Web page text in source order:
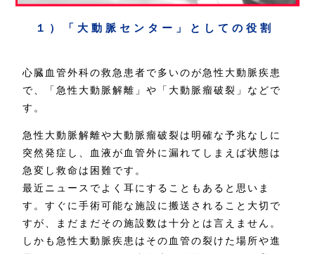
１）「大動脈センター」としての役割
心臓血管外科の救急患者で多いのが急性大動脈疾患
で、「急性大動脈解離」や「大動脈瘤破裂」などで
す。
急性大動脈解離や大動脈瘤破裂は明確な予兆なしに
突然発症し、血液が血管外に漏れてしまえば状態は
急変し救命は困難です。
最近ニュースでよく耳にすることもあると思いま
す。すぐに手術可能な施設に搬送されること大切で
すが、まだまだその施設数は十分とは言えません。
しかも急性大動脈疾患はその血管の裂けた場所や進